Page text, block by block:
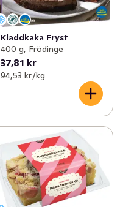
Kladdkaka Fryst
400 g, Frödinge
37,81 kr
94,53 kr /kg